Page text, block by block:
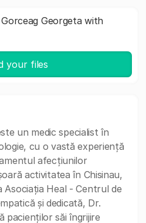
Georgeta with
your files
un medic specialist în
cu o vastă experiență
afecțiunilor
activitatea în Chisinau,
Asociația Heal - Centrul de
și dedicată, Dr.
pacienților săi îngrijire